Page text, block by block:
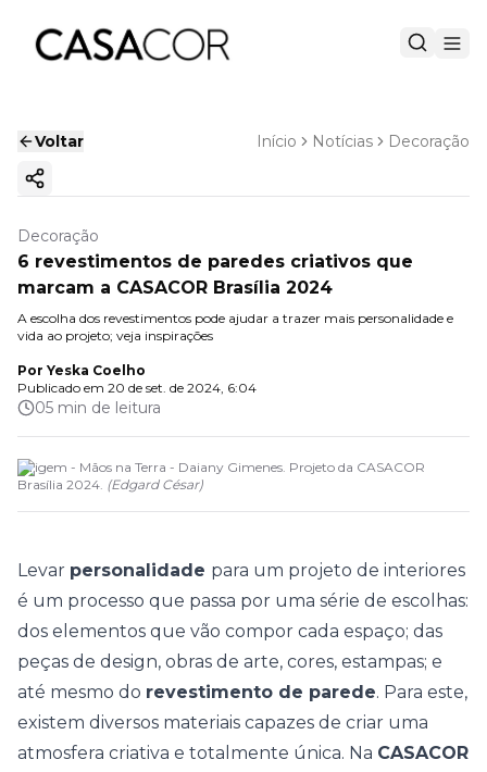
Voltar Início Notícias Decoração
Copiar link
Decoração
6 revestimentos de paredes criativos que
marcam a CASACOR Brasília 2024
A escolha dos revestimentos pode ajudar a trazer mais personalidade e
vida ao projeto; veja inspirações
Por Yeska Coelho
Publicado em 20 de set. de 2024, 6:04
05 min de leitura
Origem - Mãos na Terra - Daiany Gimenes. Projeto da CASACOR
Brasília 2024. (Edgard César)
Levar personalidade para um projeto de interiores
é um processo que passa por uma série de escolhas:
dos elementos que vão compor cada espaço; das
peças de design, obras de arte, cores, estampas; e
até mesmo do revestimento de parede. Para este,
existem diversos materiais capazes de criar uma
atmosfera criativa e totalmente única. Na CASACOR